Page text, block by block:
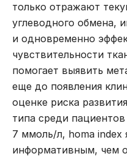
только отражают
углеводного обмена,
и одновременно
чувствительности
помогает выявить
еще до появления
оценке риска
типа среди
7 ммоль/л, homa index
информативным, чем